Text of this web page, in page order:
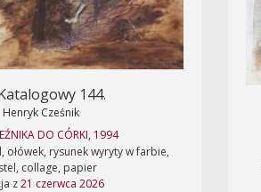
144.
Henryk Cześnik
DO CÓRKI, 1994
rysunek wyryty w farbie,
collage, papier
z21 czerwca 2026